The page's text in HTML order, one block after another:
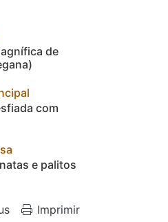
de
com
e palitos
Imprimir